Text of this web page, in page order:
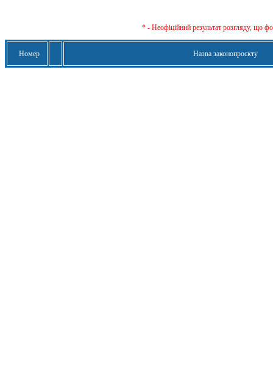
* - Неофіційний результат розгляду, що
Номер Назва законопроєкту